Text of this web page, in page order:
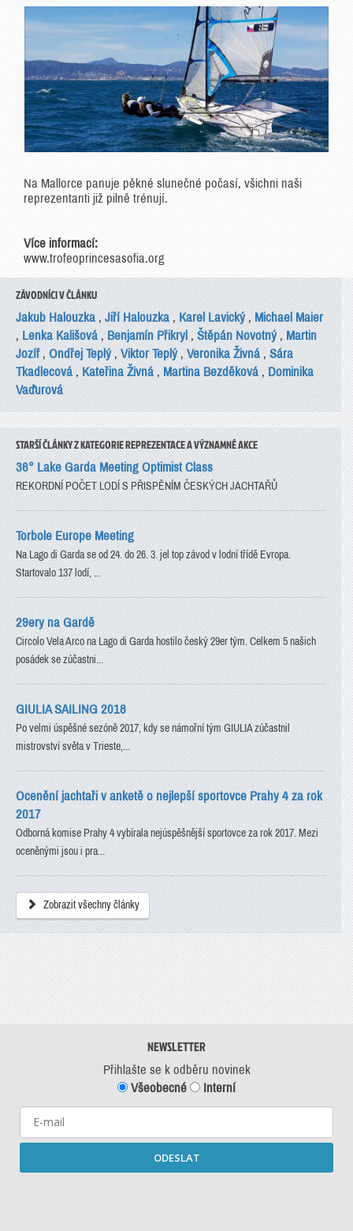
Na Mallorce panuje pěkné slunečné počasí, všichni naši
reprezentanti již pilně trénují.
Více informací:
www.trofeoprincesasofia.org
ZÁVODNÍCI V ČLÁNKU
Jakub Halouzka,Jiří Halouzka, Karel Lavický,Michael Maier
,Lenka Kališová,Benjamín Přikryl,Štěpán Novotný,Martin
Jozíf,Ondřej Teplý,Viktor Teplý,Veronika Živná,Sára
Tkadlecová,Kateřina Živná,Martina Bezděková,Dominika
Vaďurová
STARŠÍ ČLÁNKY Z KATEGORIE REPREZENTACE A VÝZNAMNÉ AKCE
36° Lake Garda Meeting Optimist Class
REKORDNÍ POČET LODÍ S PŘISPĚNÍM ČESKÝCH JACHTAŘŮ
Torbole Europe Meeting
Na Lago di Garda se od 24. do 26. 3. jel top závod v lodní třídě Evropa.
Startovalo 137 lodí, ...
29ery na Gardě
Circolo Vela Arco na Lago di Garda hostilo český 29er tým. Celkem 5 našich
posádek se zúčastni...
GIULIA SAILING 2018
Po velmi úspěšné sezóně 2017, kdy se námořní tým GIULIA zúčastnil
mistrovství světa v Trieste,...
Ocenění jachtaři v anketě o nejlepší sportovce Prahy 4 za rok
2017
Odborná komise Prahy 4 vybírala nejúspěšnější sportovce za rok 2017. Mezi
oceněnými jsou i pra...
Zobrazit všechny články
NEWSLETTER
Přihlašte se k odběru novinek
Všeobecné
Interní
ODESLAT